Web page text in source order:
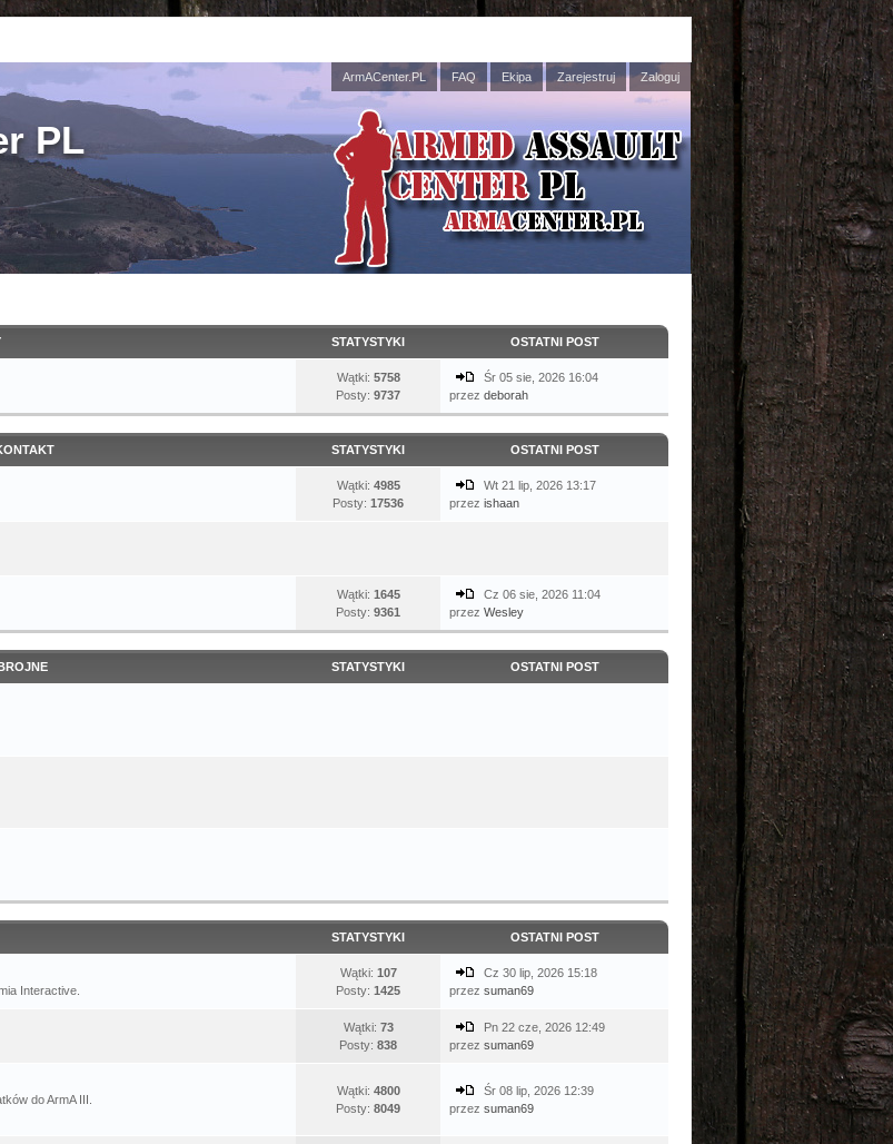
ArmACenter.PL FAQ Ekipa Zarejestruj Zaloguj
PL
STATYSTYKI OSTATNI POST
Wątki: 5758
Posty: 9737
Śr 05 sie, 2026 16:04
przez deborah
STATYSTYKI OSTATNI POST
Wątki: 4985
Posty: 17536
Wt 21 lip, 2026 13:17
przez ishaan
Wątki: 1645
Posty: 9361
Cz 06 sie, 2026 11:04
przez Wesley
STATYSTYKI OSTATNI POST
STATYSTYKI OSTATNI POST
Interactive.
Wątki: 107
Posty: 1425
Cz 30 lip, 2026 15:18
przez suman69
Wątki: 73
Posty: 838
Pn 22 cze, 2026 12:49
przez suman69
do ArmA III.
Wątki: 4800
Posty: 8049
Śr 08 lip, 2026 12:39
przez suman69